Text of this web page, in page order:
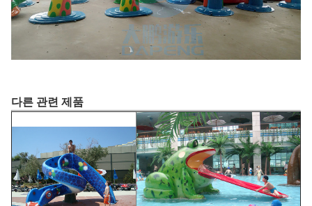
다른 관련 제품